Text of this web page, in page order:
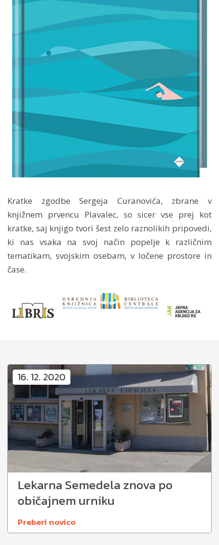
Kratke zgodbe Sergeja Curanovića, zbrane v
knjižnem prvencu Plavalec, so sicer vse prej kot
kratke, saj knjigo tvori šest zelo raznolikih pripovedi,
ki nas vsaka na svoj način popelje k različnim
tematikam, svojskim osebam, v ločene prostore in
čase.
16. 12. 2020
Lekarna Semedela znova po
običajnem urniku
Preberi novico